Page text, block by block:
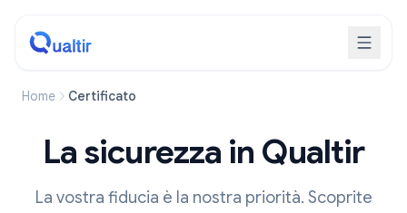
Home Certificato
La sicurezza in Qualtir
La vostra fiducia è la nostra priorità. Scoprite